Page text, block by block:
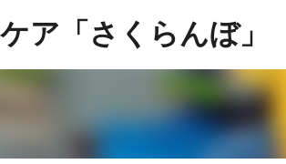
スキップしてメイン コンテンツに移動
ア「さくらんぼ」